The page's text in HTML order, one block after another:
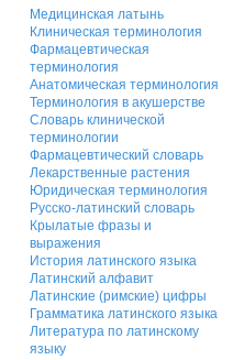
Медицинская латынь
Клиническая терминология
Фармацевтическая
терминология
Анатомическая терминология
Терминология в акушерстве
Словарь клинической
терминологии
Фармацевтический словарь
Лекарственные растения
Юридическая терминология
Русско-латинский словарь
Крылатые фразы и
выражения
История латинского языка
Латинский алфавит
Латинские (римские) цифры
Грамматика латинского языка
Литература по латинскому
языку